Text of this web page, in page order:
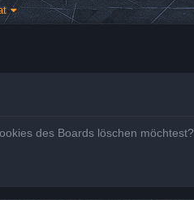
des Boards löschen möchtest?